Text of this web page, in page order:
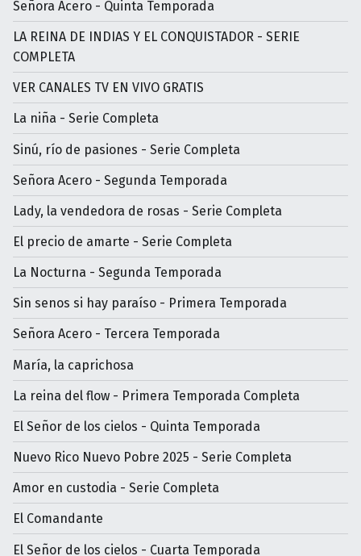
Señora Acero - Quinta Temporada
LA REINA DE INDIAS Y EL CONQUISTADOR - SERIE
COMPLETA
VER CANALES TV EN VIVO GRATIS
La niña - Serie Completa
Sinú, río de pasiones - Serie Completa
Señora Acero - Segunda Temporada
Lady, la vendedora de rosas - Serie Completa
El precio de amarte - Serie Completa
La Nocturna - Segunda Temporada
Sin senos si hay paraíso - Primera Temporada
Señora Acero - Tercera Temporada
María, la caprichosa
La reina del flow - Primera Temporada Completa
El Señor de los cielos - Quinta Temporada
Nuevo Rico Nuevo Pobre 2025 - Serie Completa
Amor en custodia - Serie Completa
El Comandante
El Señor de los cielos - Cuarta Temporada